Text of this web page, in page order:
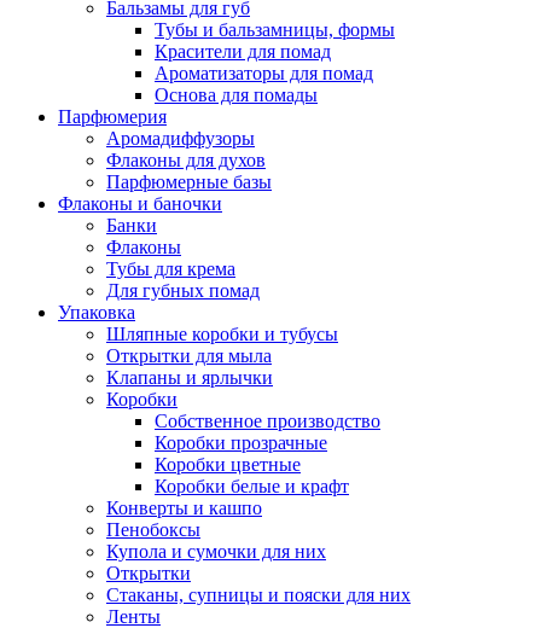
Бальзамы для губ
Тубы и бальзамницы, формы
Красители для помад
Ароматизаторы для помад
Основа для помады
Парфюмерия
Аромадиффузоры
Флаконы для духов
Парфюмерные базы
Флаконы и баночки
Банки
Флаконы
Тубы для крема
Для губных помад
Упаковка
Шляпные коробки и тубусы
Открытки для мыла
Клапаны и ярлычки
Коробки
Собственное производство
Коробки прозрачные
Коробки цветные
Коробки белые и крафт
Конверты и кашпо
Пенобоксы
Купола и сумочки для них
Открытки
Стаканы, супницы и пояски для них
Ленты